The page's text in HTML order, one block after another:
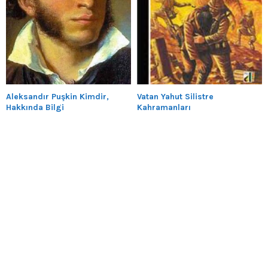
Aleksandır Puşkin Kimdir,
Hakkında Bilgi
Vatan Yahut Silistre
Kahramanları